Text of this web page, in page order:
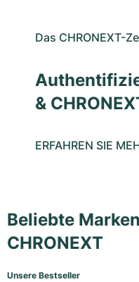
Das CHRONEXT-
&
ERFAHREN SIE
Beliebte
CHRONEXT
Unsere Bestseller